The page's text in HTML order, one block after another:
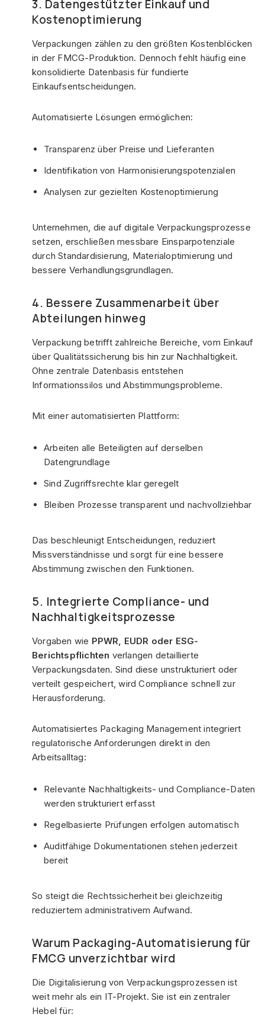
3. Datengestützter Einkauf und
Kostenoptimierung
Verpackungen zählen zu den größten Kostenblöcken
in der FMCG-Produktion. Dennoch fehlt häufig eine
konsolidierte Datenbasis für fundierte
Einkaufsentscheidungen.
Automatisierte Lösungen ermöglichen:
Transparenz über Preise und Lieferanten
Identifikation von Harmonisierungspotenzialen
Analysen zur gezielten Kostenoptimierung
Unternehmen, die auf digitale Verpackungsprozesse
setzen, erschließen messbare Einsparpotenziale
durch Standardisierung, Materialoptimierung und
bessere Verhandlungsgrundlagen.
4. Bessere Zusammenarbeit über
Abteilungen hinweg
Verpackung betrifft zahlreiche Bereiche, vom Einkauf
über Qualitätssicherung bis hin zur Nachhaltigkeit.
Ohne zentrale Datenbasis entstehen
Informationssilos und Abstimmungsprobleme.
Mit einer automatisierten Plattform:
Arbeiten alle Beteiligten auf derselben
Datengrundlage
Sind Zugriffsrechte klar geregelt
Bleiben Prozesse transparent und nachvollziehbar
Das beschleunigt Entscheidungen, reduziert
Missverständnisse und sorgt für eine bessere
Abstimmung zwischen den Funktionen.
5. Integrierte Compliance- und
Nachhaltigkeitsprozesse
Vorgaben wie PPWR, EUDR oder ESG-
Berichtspflichten verlangen detaillierte
Verpackungsdaten. Sind diese unstrukturiert oder
verteilt gespeichert, wird Compliance schnell zur
Herausforderung.
Automatisiertes Packaging Management integriert
regulatorische Anforderungen direkt in den
Arbeitsalltag:
Relevante Nachhaltigkeits- und Compliance-Daten
werden strukturiert erfasst
Regelbasierte Prüfungen erfolgen automatisch
Auditfähige Dokumentationen stehen jederzeit
bereit
So steigt die Rechtssicherheit bei gleichzeitig
reduziertem administrativem Aufwand.
Warum Packaging-Automatisierung für
FMCG unverzichtbar wird
Die Digitalisierung von Verpackungsprozessen ist
weit mehr als ein IT-Projekt. Sie ist ein zentraler
Hebel für: